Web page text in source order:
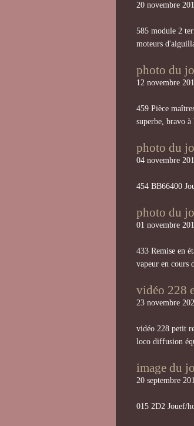
20 novembre
585 module 2
moteurs
photo du
12 novembre
459 Pièce
superbe, bravo
photo du
04 novembre
454 BB66400
photo du
01 novembre
433 Remise en
vapeur en cours
vidéo 228
23 novembre
vidéo 228 petit
loco diffusion
image du
20 septembre
015 2D2 Jouef/